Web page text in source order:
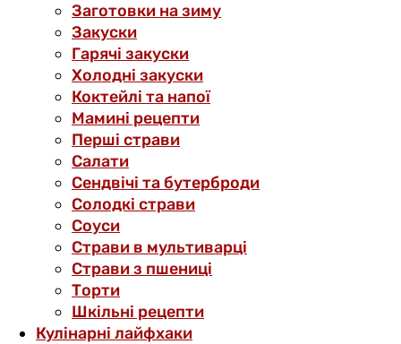
Заготовки на зиму
Закуски
Гарячі закуски
Холодні закуски
Коктейлі та напої
Мамині рецепти
Перші страви
Салати
Сендвічі та бутерброди
Солодкі страви
Соуси
Страви в мультиварці
Страви з пшениці
Торти
Шкільні рецепти
Кулінарні лайфхаки